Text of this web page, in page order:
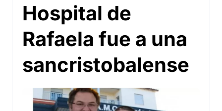
Hospital de
Rafaela fue a una
sancristobalense